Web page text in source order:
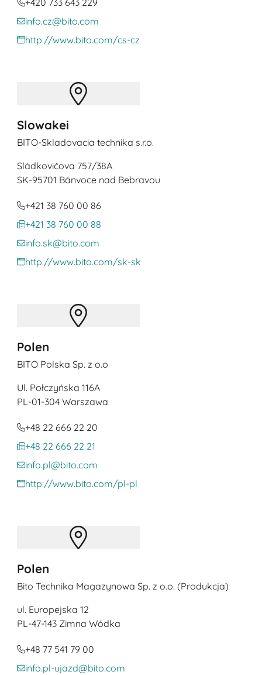
+420 733 643 229
info.cz@bito.com
http://www.bito.com/cs-cz
Slowakei
BITO-Skladovacia technika s.r.o.
Sládkovičova 757/38A
SK-95701 Bánvoce nad Bebravou
+421 38 760 00 86
+421 38 760 00 88
info.sk@bito.com
http://www.bito.com/sk-sk
Polen
BITO Polska Sp. z o.o
Ul. Połczyńska 116A
PL-01-304 Warszawa
+48 22 666 22 20
+48 22 666 22 21
info.pl@bito.com
http://www.bito.com/pl-pl
Polen
Bito Technika Magazynowa Sp. z o.o. (Produkcja)
ul. Europejska 12
PL-47-143 Zimna Wódka
+48 77 541 79 00
info.pl-ujazd@bito.com